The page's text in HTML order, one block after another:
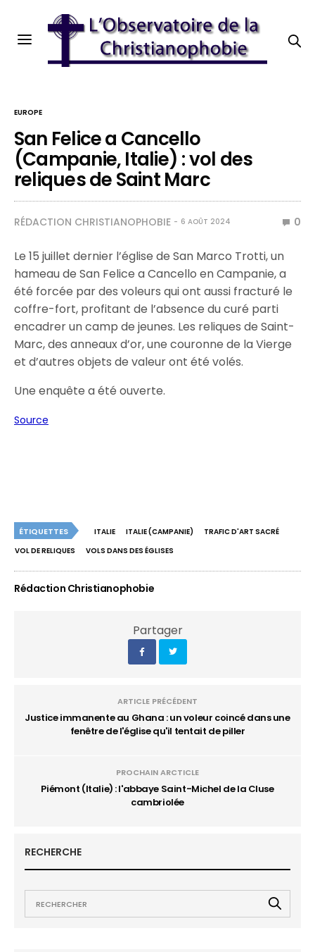
EUROPE
San Felice a Cancello
(Campanie, Italie) : vol des
reliques de Saint Marc
RÉDACTION CHRISTIANOPHOBIE 6 AOÛT 2024 0
Le 15 juillet dernier l’église de San Marco Trotti, un
hameau de San Felice a Cancello en Campanie, a
été forcée par des voleurs qui ont aussi fracturé le
coffre-fort, profitant de l’absence du curé parti
encadrer un camp de jeunes. Les reliques de Saint-
Marc, des anneaux d’or, une couronne de la Vierge
et d’autres objets de valeur ont été volés.
Une enquête a été ouverte.
Source
ÉTIQUETTES ITALIE ITALIE (CAMPANIE)
TRAFIC D'ART SACRÉ
VOL DE RELIQUES
VOLS DANS DES ÉGLISES
Rédaction Christianophobie
Partager
ARTICLE PRÉCÉDENT
Justice immanente au Ghana : un voleur coincé dans une
fenêtre de l'église qu'il tentait de piller
PROCHAIN ARCTICLE
Piémont (Italie) : l'abbaye Saint-Michel de la Cluse
cambriolée
RECHERCHE